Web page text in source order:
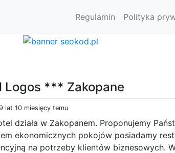
Regulamin Polityka
Logos *** Zakopane
lat 10 miesięcy temu
działa w Zakopanem. Proponujemy
ekonomicznych pokojów posiadamy
na potrzeby klientów biznesowych.